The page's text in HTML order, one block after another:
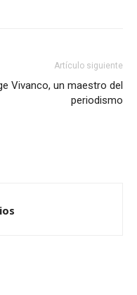
Artículo siguiente
Vivanco, un maestro del
periodismo